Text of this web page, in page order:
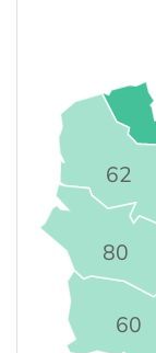
60
62
80